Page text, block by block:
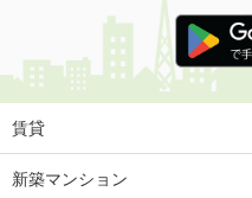
賃貸
新築マンション